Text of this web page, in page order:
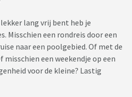
lang vrij bent heb je
Misschien een rondreis door een
naar een poolgebied. Of met de
een weekendje op een
voor de kleine? Lastig